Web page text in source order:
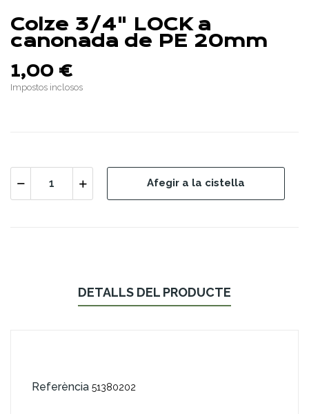
Colze 3/4" LOCK a
canonada de PE 20mm
1,00 €
Impostos inclosos
Afegir a la cistella
DETALLS DEL PRODUCTE
Referència 51380202